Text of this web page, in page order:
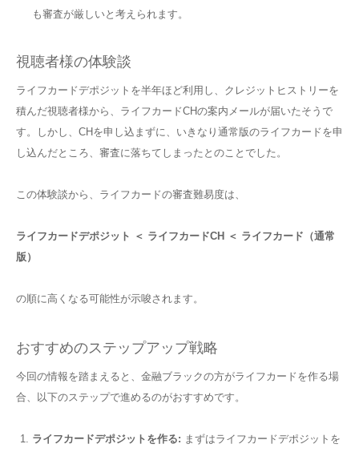
も審査が厳しいと考えられます。
視聴者様の体験談
ライフカードデポジットを半年ほど利用し、クレジットヒストリーを
積んだ視聴者様から、ライフカードCHの案内メールが届いたそうで
す。しかし、CHを申し込まずに、いきなり通常版のライフカードを申
し込んだところ、審査に落ちてしまったとのことでした。
この体験談から、ライフカードの審査難易度は、
ライフカードデポジット ＜ ライフカードCH ＜ ライフカード（通常
版）
の順に高くなる可能性が示唆されます。
おすすめのステップアップ戦略
今回の情報を踏まえると、金融ブラックの方がライフカードを作る場
合、以下のステップで進めるのがおすすめです。
ライフカードデポジットを作る: まずはライフカードデポジットを